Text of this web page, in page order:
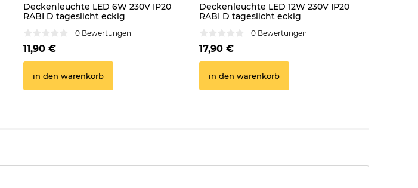
Deckenleuchte LED 6W 230V IP20
RABI D tageslicht eckig
0 Bewertungen
11,90 €
in den warenkorb
Deckenleuchte LED 12W 230V IP20
RABI D tageslicht eckig
0 Bewertungen
17,90 €
in den warenkorb